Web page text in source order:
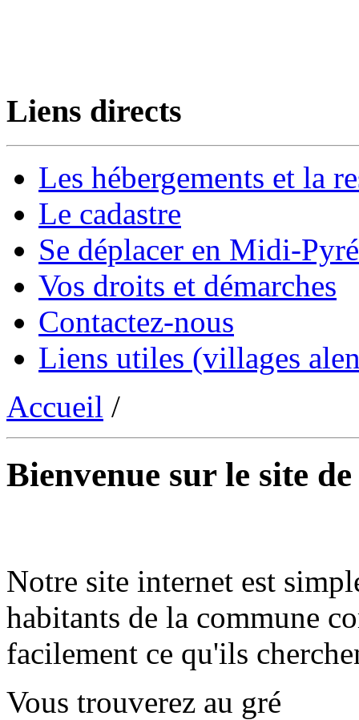
Liens directs
Les hébergements et la
Le cadastre
Se déplacer en Midi-
Vos droits et démarches
Contactez-nous
Liens utiles (villages
Accueil /
Bienvenue sur le site
Notre site internet est
habitants de la commune
facilement ce qu'ils
Vous trouverez au gré